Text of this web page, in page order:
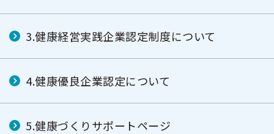
3.健康経営実践企業認定制度について
4.健康優良企業認定について
5.健康づくりサポートページ